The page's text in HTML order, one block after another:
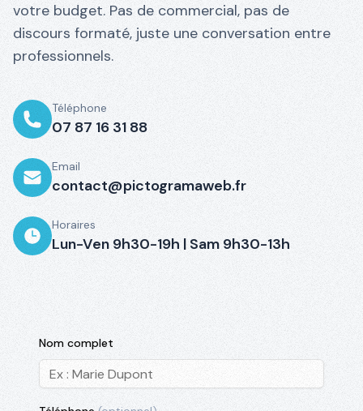
votre budget. Pas de commercial, pas de
discours formaté, juste une conversation entre
professionnels.
Téléphone
07 87 16 31 88
Email
contact@pictogramaweb.fr
Horaires
Lun-Ven 9h30-19h | Sam 9h30-13h
Nom complet